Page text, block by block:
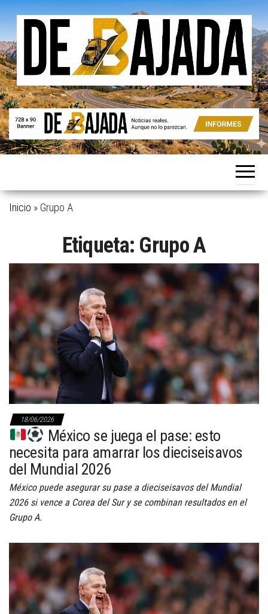
Saltar
contenido
De
Bajada
Noticias
Aunque
parezcan.
Inicio » Grupo A
Etiqueta: Grupo A
18/06/2026
México se juega el pase: esto
necesita para amarrar los dieciseisavos
del Mundial 2026
México puede asegurar su pase a dieciseisavos del Mundial
2026 si vence a Corea del Sur y se combinan resultados en el
Grupo A.